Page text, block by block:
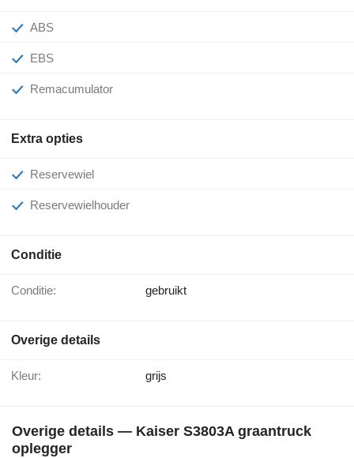
ABS
EBS
Remacumulator
Extra opties
Reservewiel
Reservewielhouder
Conditie
Conditie: gebruikt
Overige details
Kleur: grijs
Overige details — Kaiser S3803A graantruck
oplegger